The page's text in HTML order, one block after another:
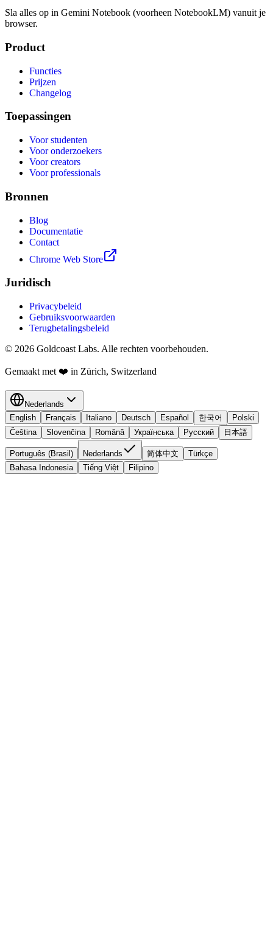
Sla alles op in Gemini Notebook (voorheen NotebookLM) vanuit je
browser.
Product
Functies
Prijzen
Changelog
Toepassingen
Voor studenten
Voor onderzoekers
Voor creators
Voor professionals
Bronnen
Blog
Documentatie
Contact
Chrome Web Store
Juridisch
Privacybeleid
Gebruiksvoorwaarden
Terugbetalingsbeleid
© 2026 Goldcoast Labs. Alle rechten voorbehouden.
Gemaakt met ❤️ in Zürich, Switzerland
Nederlands
English
Français Italiano Deutsch Español 한국어
Polski
Čeština
Slovenčina Română Українська Русский 日本語
Português (Brasil) Nederlands 简体中文
Türkçe
Bahasa Indonesia
Tiếng Việt Filipino